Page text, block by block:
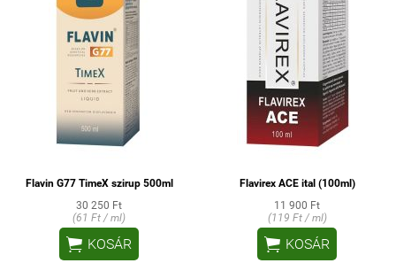
Flavin G77 TimeX szirup 500ml
30 250 Ft
(61 Ft / ml)
 KOSÁR
Flavirex ACE ital (100ml)
11 900 Ft
(119 Ft / ml)
 KOSÁR